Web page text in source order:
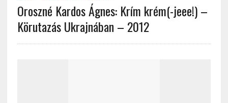
Oroszné Kardos Ágnes: Krím krém(-jeee!) –
Körutazás Ukrajnában – 2012